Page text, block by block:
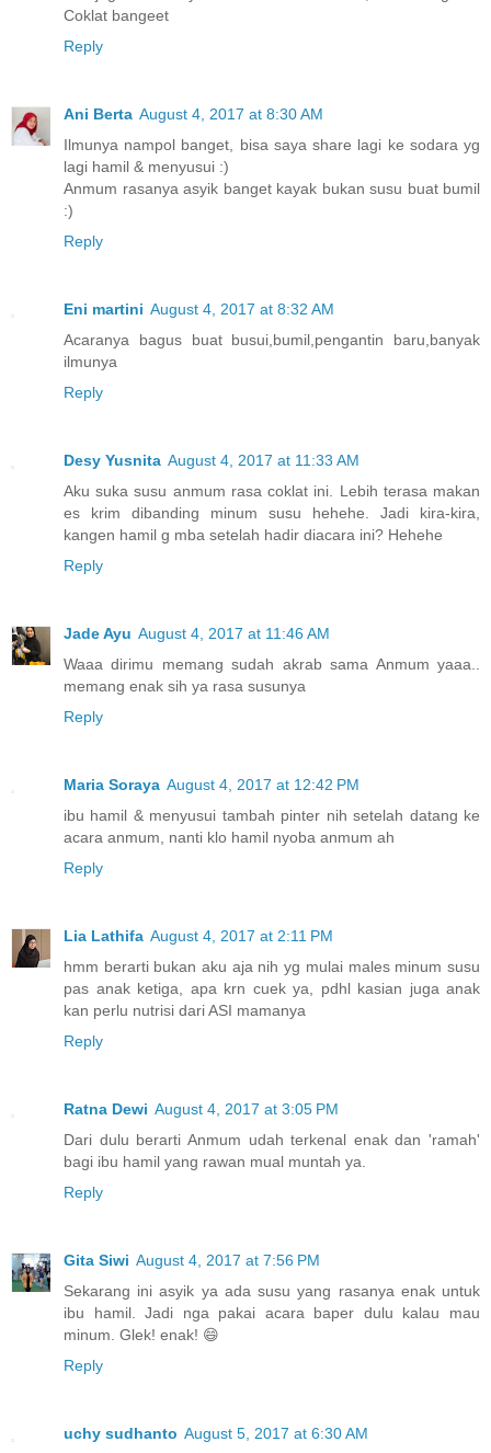
Coklat bangeet
Reply
Ani Berta August 4, 2017 at 8:30 AM
Ilmunya nampol banget, bisa saya share lagi ke sodara yg
lagi hamil & menyusui :)
Anmum rasanya asyik banget kayak bukan susu buat bumil
:)
Reply
Eni martini August 4, 2017 at 8:32 AM
Acaranya bagus buat busui,bumil,pengantin baru,banyak
ilmunya
Reply
Desy Yusnita August 4, 2017 at 11:33 AM
Aku suka susu anmum rasa coklat ini. Lebih terasa makan
es krim dibanding minum susu hehehe. Jadi kira-kira,
kangen hamil g mba setelah hadir diacara ini? Hehehe
Reply
Jade Ayu August 4, 2017 at 11:46 AM
Waaa dirimu memang sudah akrab sama Anmum yaaa..
memang enak sih ya rasa susunya
Reply
Maria Soraya August 4, 2017 at 12:42 PM
ibu hamil & menyusui tambah pinter nih setelah datang ke
acara anmum, nanti klo hamil nyoba anmum ah
Reply
Lia Lathifa August 4, 2017 at 2:11 PM
hmm berarti bukan aku aja nih yg mulai males minum susu
pas anak ketiga, apa krn cuek ya, pdhl kasian juga anak
kan perlu nutrisi dari ASI mamanya
Reply
Ratna Dewi August 4, 2017 at 3:05 PM
Dari dulu berarti Anmum udah terkenal enak dan 'ramah'
bagi ibu hamil yang rawan mual muntah ya.
Reply
Gita Siwi August 4, 2017 at 7:56 PM
Sekarang ini asyik ya ada susu yang rasanya enak untuk
ibu hamil. Jadi nga pakai acara baper dulu kalau mau
minum. Glek! enak! 😄
Reply
uchy sudhanto August 5, 2017 at 6:30 AM